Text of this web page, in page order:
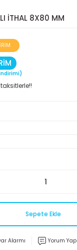
İTHAL 8X80 MM
Sepete Ekle
Alarmı Yorum Yap